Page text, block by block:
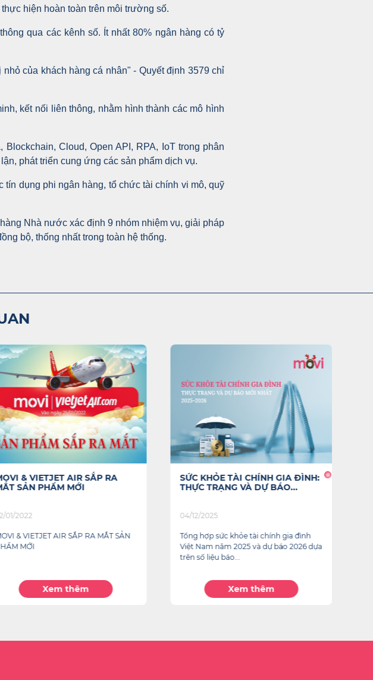
hiện hoàn toàn trên môi trường số.
qua các kênh số. Ít nhất 80% ngân hàng có tỷ
của khách hàng cá nhân" - Quyết định 3579 chỉ
kết nối liên thông, nhằm hình thành các mô hình
Cloud, Open API, RPA, IoT trong phân
phát triển cung ứng các sản phẩm dịch vụ.
dụng phi ngân hàng, tổ chức tài chính vi mô, quỹ
Nhà nước xác định 9 nhóm nhiệm vụ, giải pháp
bộ, thống nhất trong toàn hệ thống.
& VIETJET AIR SẮP RA
SẢN PHẨM MỚI
01/2022
& VIETJET AIR SẮP RA MẮT SẢN
MỚI
Xem thêm
SỨC KHỎE TÀI CHÍNH GIA ĐÌNH:
THỰC TRẠNG VÀ DỰ BÁO...
04/12/2025
Tổng hợp sức khỏe tài chính gia đình
Việt Nam năm 2025 và dự báo 2026 dựa
trên số liệu báo...
Xem thêm